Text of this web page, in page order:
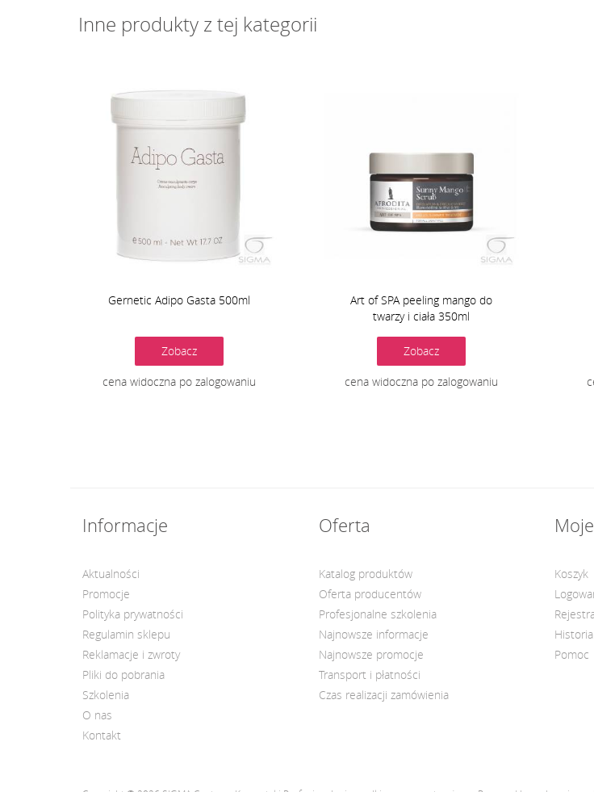
Inne produkty z tej kategorii
Gernetic Adipo Gasta 500ml
Zobacz
cena widoczna po zalogowaniu
Art of SPA peeling mango do
twarzy i ciała 350ml
Zobacz
cena widoczna po zalogowaniu
Informacje
Aktualności
Promocje
Polityka prywatności
Regulamin sklepu
Reklamacje i zwroty
Pliki do pobrania
Szkolenia
O nas
Kontakt
Oferta
Katalog produktów
Oferta producentów
Profesjonalne szkolenia
Najnowsze informacje
Najnowsze promocje
Transport i płatności
Czas realizacji zamówienia
Koszyk
Pomoc